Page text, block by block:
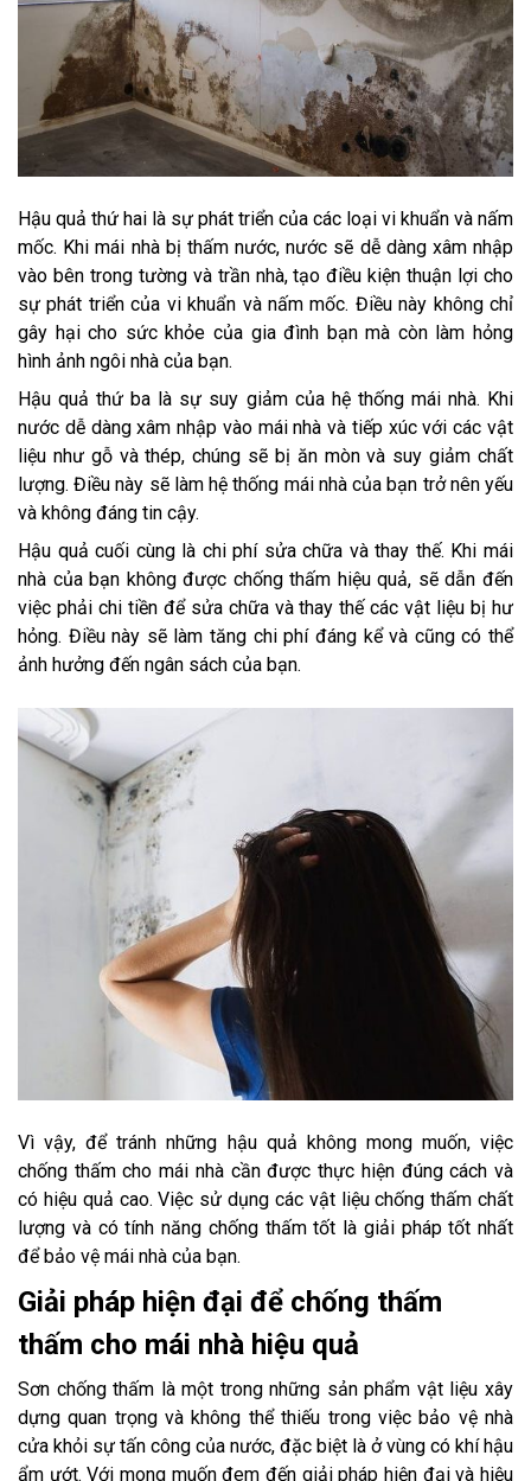
Hậu quả thứ hai là sự phát triển của các loại vi khuẩn và nấm
mốc. Khi mái nhà bị thấm nước, nước sẽ dễ dàng xâm nhập
vào bên trong tường và trần nhà, tạo điều kiện thuận lợi cho
sự phát triển của vi khuẩn và nấm mốc. Điều này không chỉ
gây hại cho sức khỏe của gia đình bạn mà còn làm hỏng
hình ảnh ngôi nhà của bạn.
Hậu quả thứ ba là sự suy giảm của hệ thống mái nhà. Khi
nước dễ dàng xâm nhập vào mái nhà và tiếp xúc với các vật
liệu như gỗ và thép, chúng sẽ bị ăn mòn và suy giảm chất
lượng. Điều này sẽ làm hệ thống mái nhà của bạn trở nên yếu
và không đáng tin cậy.
Hậu quả cuối cùng là chi phí sửa chữa và thay thế. Khi mái
nhà của bạn không được chống thấm hiệu quả, sẽ dẫn đến
việc phải chi tiền để sửa chữa và thay thế các vật liệu bị hư
hỏng. Điều này sẽ làm tăng chi phí đáng kể và cũng có thể
ảnh hưởng đến ngân sách của bạn.
Vì vậy, để tránh những hậu quả không mong muốn, việc
chống thấm cho mái nhà cần được thực hiện đúng cách và
có hiệu quả cao. Việc sử dụng các vật liệu chống thấm chất
lượng và có tính năng chống thấm tốt là giải pháp tốt nhất
để bảo vệ mái nhà của bạn.
Giải pháp hiện đại để chống thấm
thấm cho mái nhà hiệu quả
Sơn chống thấm là một trong những sản phẩm vật liệu xây
dựng quan trọng và không thể thiếu trong việc bảo vệ nhà
cửa khỏi sự tấn công của nước, đặc biệt là ở vùng có khí hậu
ẩm ướt. Với mong muốn đem đến giải pháp hiện đại và hiệu